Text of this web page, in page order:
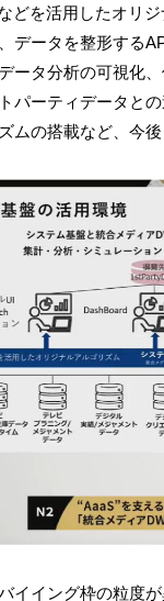
どを活用したオリ
データを整形する
ータ分析の可視化
パーティデータと
ムの搭載など、今
イイング枠の粒度